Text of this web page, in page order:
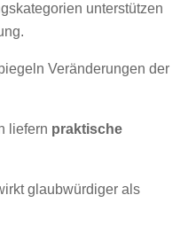
unterstützen
Veränderungen der
liefern praktische
glaubwürdiger als